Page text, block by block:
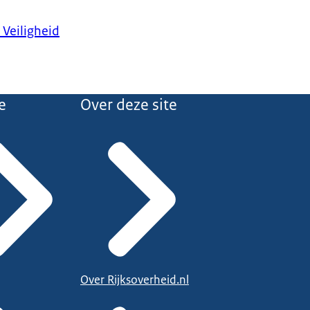
Over deze site
Over Rijksoverheid.nl